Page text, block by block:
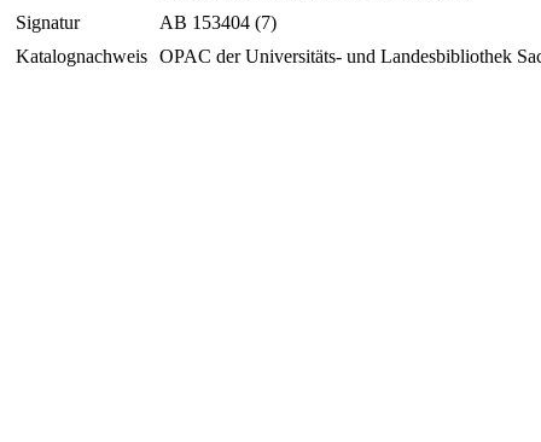
Signatur
AB 153404 (7)
Katalognachweis OPAC der Universitäts- und Landesbibliothek